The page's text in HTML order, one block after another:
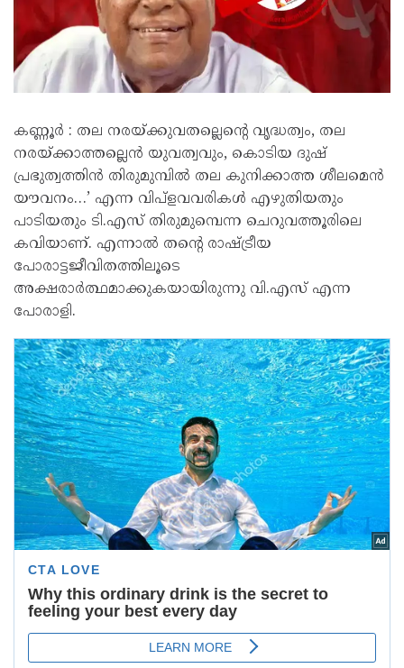
കണ്ണൂർ : തല നരയ്ക്കുവതല്ലെന്റെ വൃദ്ധത്വം, തല
നരയ്ക്കാത്തല്ലെൻ യുവത്വവും, കൊടിയ ദുഷ്
പ്രഭുത്വത്തിൻ തിരുമുമ്പിൽ തല കുനിക്കാത്ത ശീലമെൻ
യൗവനം…’ എന്ന വിപ്ളവവരികൾ എഴുതിയതും
പാടിയതും ടി.എസ് തിരുമുമ്പെന്ന ചെറുവത്തൂരിലെ
കവിയാണ്. എന്നാൽ തൻ്റെ രാഷ്ട്രീയ
പോരാട്ടജീവിതത്തിലൂടെ
അക്ഷരാർത്ഥമാക്കുകയായിരുന്നു വി.എസ് എന്ന
പോരാളി.